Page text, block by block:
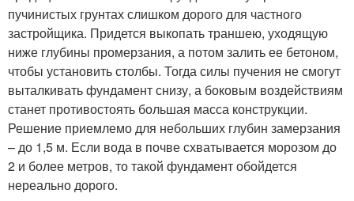
пучинистых грунтах слишком дорого для частного
застройщика. Придется выкопать траншею, уходящую
ниже глубины промерзания, а потом залить ее бетоном,
чтобы установить столбы. Тогда силы пучения не смогут
выталкивать фундамент снизу, а боковым воздействиям
станет противостоять большая масса конструкции.
Решение приемлемо для небольших глубин замерзания
– до 1,5 м. Если вода в почве схватывается морозом до
2 и более метров, то такой фундамент обойдется
нереально дорого.